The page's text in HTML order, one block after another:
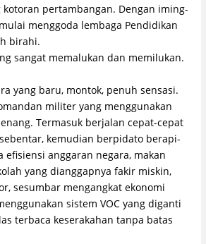
pertambangan. Dengan iming-
menggoda lembaga Pendidikan
birahi.
sangat memalukan dan memilukan.
yang baru, montok, penuh sensasi.
militer yang menggunakan
Termasuk berjalan cepat-cepat
kemudian berpidato berapi-
anggaran negara, makan
yang dianggapnya fakir miskin,
sesumbar mengangkat ekonomi
sistem VOC yang diganti
terbaca keserakahan tanpa batas